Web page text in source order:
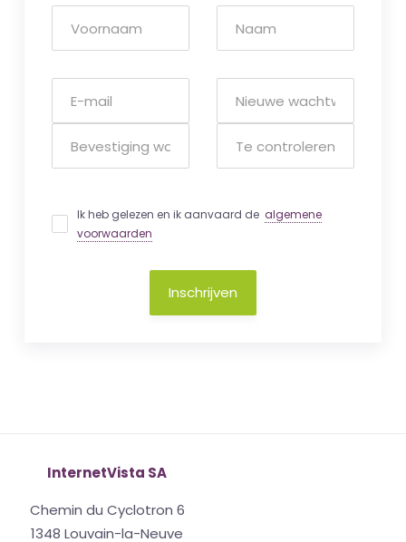
Ik heb gelezen en ik aanvaard de algemene
voorwaarden
Inschrijven
InternetVista SA
Chemin du Cyclotron 6
1348 Louvain-la-Neuve